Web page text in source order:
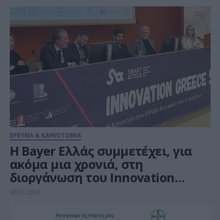
ΕΡΕΥΝΑ & ΚΑΙΝΟΤΟΜΙΑ
Η Bayer Ελλάς συμμετέχει, για
ακόμα μια χρονιά, στη
διοργάνωση του Innovation
Greece 5.0
30.01.2024